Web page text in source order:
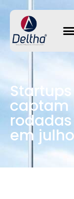
Startups
captam
rodadas
em julho